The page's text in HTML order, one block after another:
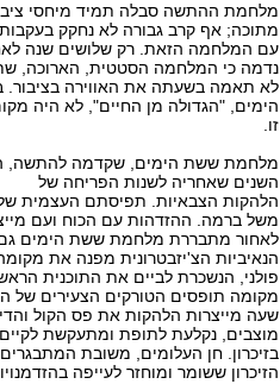
מלחמת ההתשה סבלה תמיד מיחסי
מתוכה; אף קרב גבורה לא נחקק
עם המלחמה הזאת. רק שלושים שנה
נדמה כי המלחמה הסטטית, הארוכה,
לא תאמה בשעתה את האווירה
הימים, "הגדולה מן החיים", לא היה
זו.
מלחמת ששת הימים, שקדמה להתשה,
השנים שאחריה לשנות הפריחה של
הלהקות הצבאיות. תפיסתם העצמית
משל ברמה. ההזדהות עם הכוח ועם
לאחור מתבררת מלחמת ששת הימים
הנאיביות הצ'יזבטרונית מפנה את
פולני, הנשכרת לביים את התוכנית
מקומה תופסים הטורקים הצעירים של
שעה מייצרות הלהקות את פס הקול
מוצבים, נקלעת לתופת ומתעקשת
בזיכרון. חן העלומים, משובת
הזיכרון ששומר ומוחזר לעייפה